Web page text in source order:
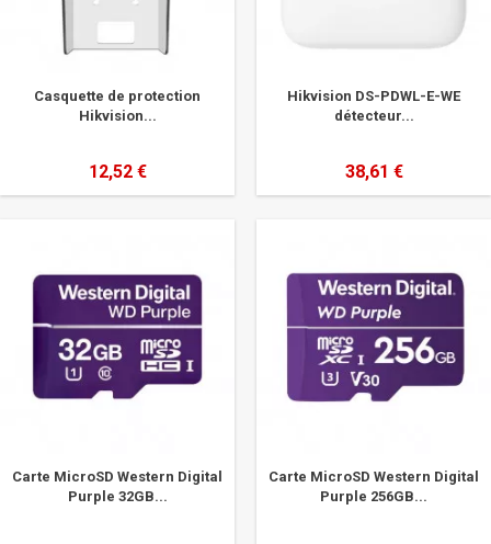
Casquette de protection
Hikvision...
12,52 €
Hikvision DS-PDWL-E-WE
détecteur...
38,61 €
Carte MicroSD Western Digital
Purple 32GB...
Carte MicroSD Western Digital
Purple 256GB...